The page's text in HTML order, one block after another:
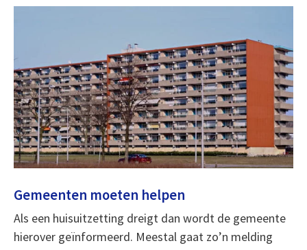
Gemeenten moeten helpen
Als een huisuitzetting dreigt dan wordt de gemeente
hierover geïnformeerd. Meestal gaat zo’n melding